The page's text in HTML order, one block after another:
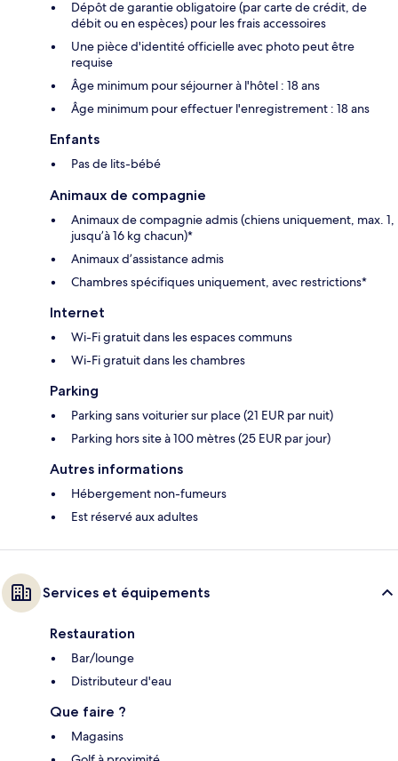
Dépôt de garantie obligatoire (par carte de crédit, de
débit ou en espèces) pour les frais accessoires
Une pièce d'identité officielle avec photo peut être
requise
Âge minimum pour séjourner à l'hôtel : 18 ans
Âge minimum pour effectuer l'enregistrement : 18 ans
Enfants
Pas de lits-bébé
Animaux de compagnie
Animaux de compagnie admis (chiens uniquement, max. 1,
jusqu’à 16 kg chacun)*
Animaux d’assistance admis
Chambres spécifiques uniquement, avec restrictions*
Internet
Wi-Fi gratuit dans les espaces communs
Wi-Fi gratuit dans les chambres
Parking
Parking sans voiturier sur place (21 EUR par nuit)
Parking hors site à 100 mètres (25 EUR par jour)
Autres informations
Hébergement non-fumeurs
Est réservé aux adultes
Services et équipements
Restauration
Bar/lounge
Distributeur d'eau
Que faire ?
Magasins